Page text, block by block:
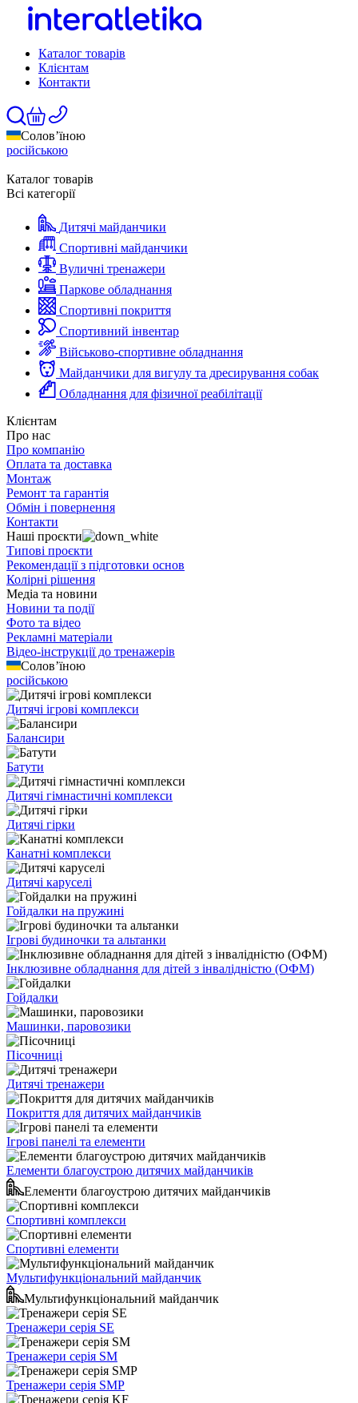
Каталог товарів
Клієнтам
Контакти
Солов’їною
російською
Каталог товарів
Всі категорії
Дитячі майданчики
Спортивні майданчики
Вуличні тренажери
Паркове обладнання
Спортивні покриття
Спортивний інвентар
Військово-спортивне обладнання
Майданчики для вигулу та дресирування собак
Обладнання для фізичної реабілітації
Клієнтам
Про нас
Про компанію
Оплата та доставка
Монтаж
Ремонт та гарантія
Обмін і повернення
Контакти
Наші проєкти
Типові проєкти
Рекомендації з підготовки основ
Колірні рішення
Медіа та новини
Новини та події
Фото та відео
Рекламні матеріали
Відео-інструкції до тренажерів
Солов’їною
російською
Дитячі ігрові комплекси
Балансири
Батути
Дитячі гімнастичні комплекси
Дитячі гірки
Канатні комплекси
Дитячі каруселі
Гойдалки на пружині
Ігрові будиночки та альтанки
Інклюзивне обладнання для дітей з інвалідністю (ОФМ)
Гойдалки
Машинки, паровозики
Пісочниці
Дитячі тренажери
Покриття для дитячих майданчиків
Ігрові панелі та елементи
Елементи благоустрою дитячих майданчиків
Елементи благоустрою дитячих майданчиків
Спортивні комплекси
Спортивні елементи
Мультифункціональний майданчик
Мультифункціональний майданчик
Тренажери серія SE
Тренажери серія SM
Тренажери серія SMP